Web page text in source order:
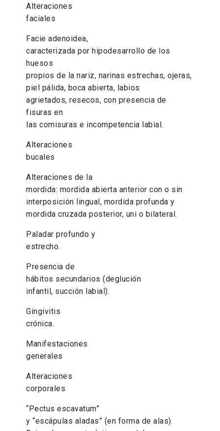
Alteraciones
faciales
Facie adenoidea,
caracterizada por hipodesarrollo de los
huesos
propios de la nariz, narinas estrechas, ojeras,
piel pálida, boca abierta, labios
agrietados, resecos, con presencia de
fisuras en
las comisuras e incompetencia labial.
Alteraciones
bucales
Alteraciones de la
mordida: mordida abierta anterior con o sin
interposición lingual, mordida profunda y
mordida cruzada posterior, uni o bilateral.
Paladar profundo y
estrecho.
Presencia de
hábitos secundarios (deglución
infantil, succión labial).
Gingivitis
crónica.
Manifestaciones
generales
Alteraciones
corporales
“Pectus escavatum”
y “escápulas aladas” (en forma de alas).